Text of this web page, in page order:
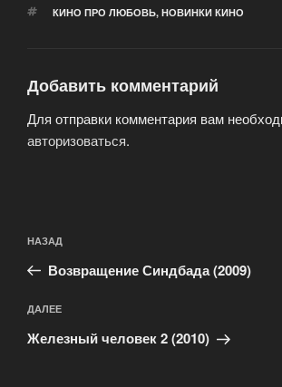
МЕТКИ
КИНО ПРО ЛЮБОВЬ, НОВИНКИ КИНО
Добавить комментарий
Для отправки комментария вам
авторизоваться.
по
записям
Предыдущая
запись:
НАЗАД
Возвращение Синдбада (2009)
Следующая
запись
ДАЛЕЕ
Железный человек 2 (2010)